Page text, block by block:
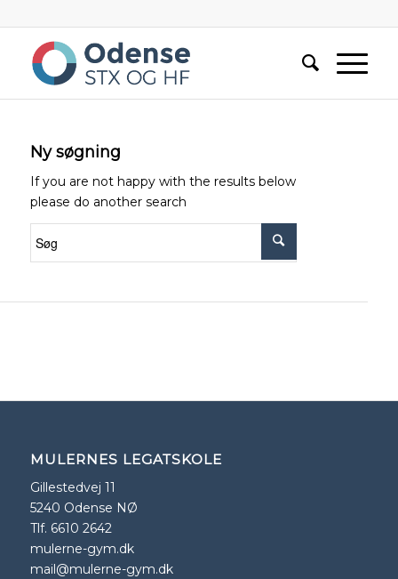
Ny søgning
If you are not happy with the results below
please do another search
MULERNES LEGATSKOLE
Gillestedvej 11
5240 Odense NØ
Tlf. 6610 2642
mulerne-gym.dk
mail@mulerne-gym.dk